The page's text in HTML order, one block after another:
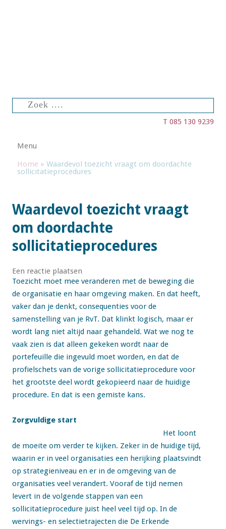
Zoeken
naar:
T 085 130 9239
Menu
Home » Waardevol toezicht vraagt om doordachte
sollicitatieprocedures
Waardevol toezicht vraagt
om doordachte
sollicitatieprocedures
Een reactie plaatsen
Toezicht moet mee veranderen met de beweging die
de organisatie en haar omgeving maken. En dat heeft,
vaker dan je denkt, consequenties voor de
samenstelling van je RvT. Dat klinkt logisch, maar er
wordt lang niet altijd naar gehandeld. Wat we nog te
vaak zien is dat alleen gekeken wordt naar de
portefeuille die ingevuld moet worden, en dat de
profielschets van de vorige sollicitatieprocedure voor
het grootste deel wordt gekopieerd naar de huidige
procedure. En dat is een gemiste kans.
Zorgvuldige start
Het loont
de moeite om verder te kijken. Zeker in de huidige tijd,
waarin er in veel organisaties een herijking plaatsvindt
op strategieniveau en er in de omgeving van de
organisaties veel verandert. Vooraf de tijd nemen
levert in de volgende stappen van een
sollicitatieprocedure juist heel veel tijd op. In de
wervings- en selectietrajecten die De Erkende